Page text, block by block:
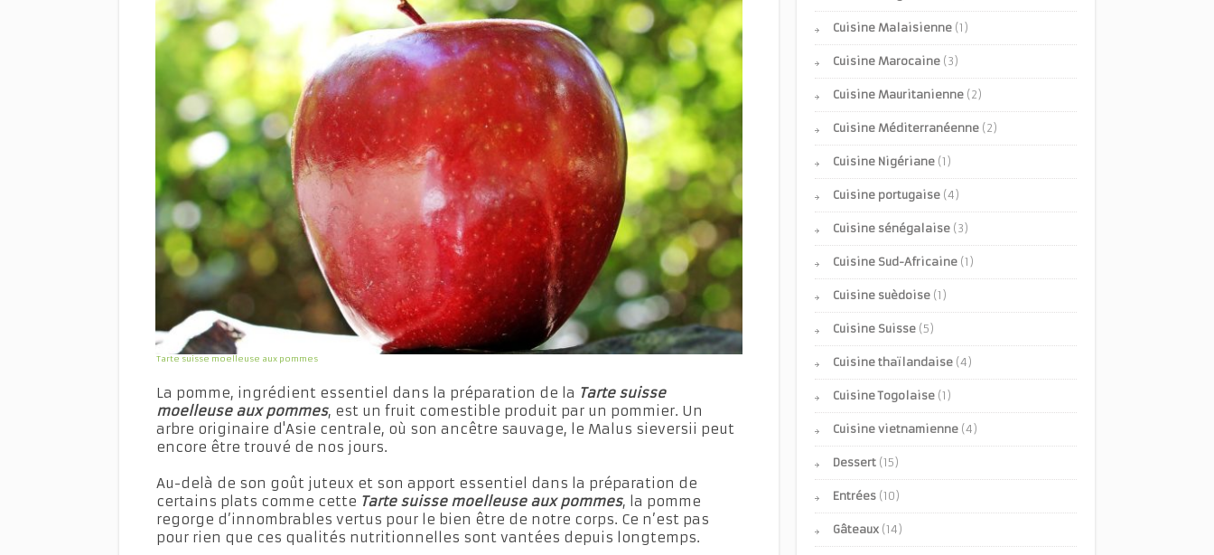
Tarte suisse moelleuse aux pommes
La pomme, ingrédient essentiel dans la préparation de la Tarte suisse
moelleuse aux pommes, est un fruit comestible produit par un pommier. Un
arbre originaire d'Asie centrale, où son ancêtre sauvage, le Malus sieversii peut
encore être trouvé de nos jours.
Au-delà de son goût juteux et son apport essentiel dans la préparation de
certains plats comme cette Tarte suisse moelleuse aux pommes, la pomme
regorge d’innombrables vertus pour le bien être de notre corps. Ce n’est pas
pour rien que ces qualités nutritionnelles sont vantées depuis longtemps.
Cuisine Malaisienne (1)
Cuisine Marocaine (3)
Cuisine Mauritanienne (2)
Cuisine Méditerranéenne (2)
Cuisine Nigériane (1)
Cuisine portugaise (4)
Cuisine sénégalaise (3)
Cuisine Sud-Africaine (1)
Cuisine suèdoise (1)
Cuisine Suisse (5)
Cuisine thaïlandaise (4)
Cuisine Togolaise (1)
Cuisine vietnamienne (4)
Dessert (15)
Entrées (10)
Gâteaux (14)